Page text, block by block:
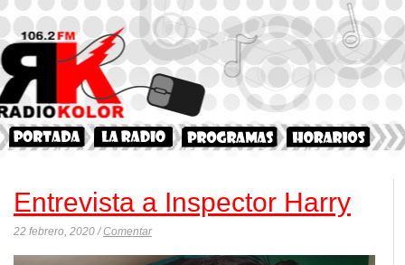
Entrevista a Inspector Harry
22 febrero, 2020 /Comentar